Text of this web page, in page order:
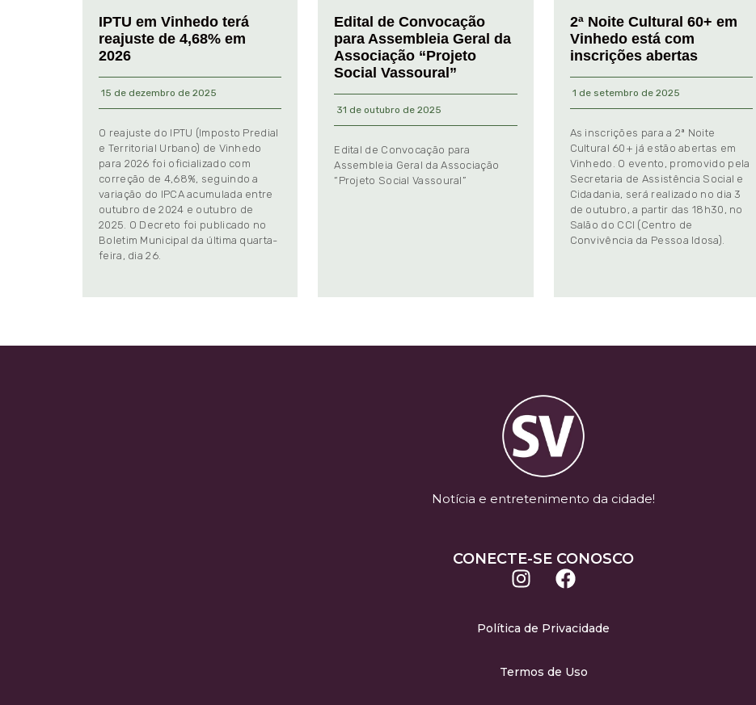
IPTU em Vinhedo terá
reajuste de 4,68% em
2026
15 de dezembro de 2025
O reajuste do IPTU (Imposto Predial
e Territorial Urbano) de Vinhedo
para 2026 foi oficializado com
correção de 4,68%, seguindo a
variação do IPCA acumulada entre
outubro de 2024 e outubro de
2025. O Decreto foi publicado no
Boletim Municipal da última quarta-
feira, dia 26.
Edital de Convocação
para Assembleia Geral da
Associação “Projeto
Social Vassoural”
31 de outubro de 2025
Edital de Convocação para
Assembleia Geral da Associação
“Projeto Social Vassoural”
2ª Noite Cultural 60+ em
Vinhedo está com
inscrições abertas
1 de setembro de 2025
As inscrições para a 2ª Noite
Cultural 60+ já estão abertas em
Vinhedo. O evento, promovido pela
Secretaria de Assistência Social e
Cidadania, será realizado no dia 3
de outubro, a partir das 18h30, no
Salão do CCI (Centro de
Convivência da Pessoa Idosa).
Notícia e entretenimento da cidade!
CONECTE-SE CONOSCO
Política de Privacidade
Termos de Uso